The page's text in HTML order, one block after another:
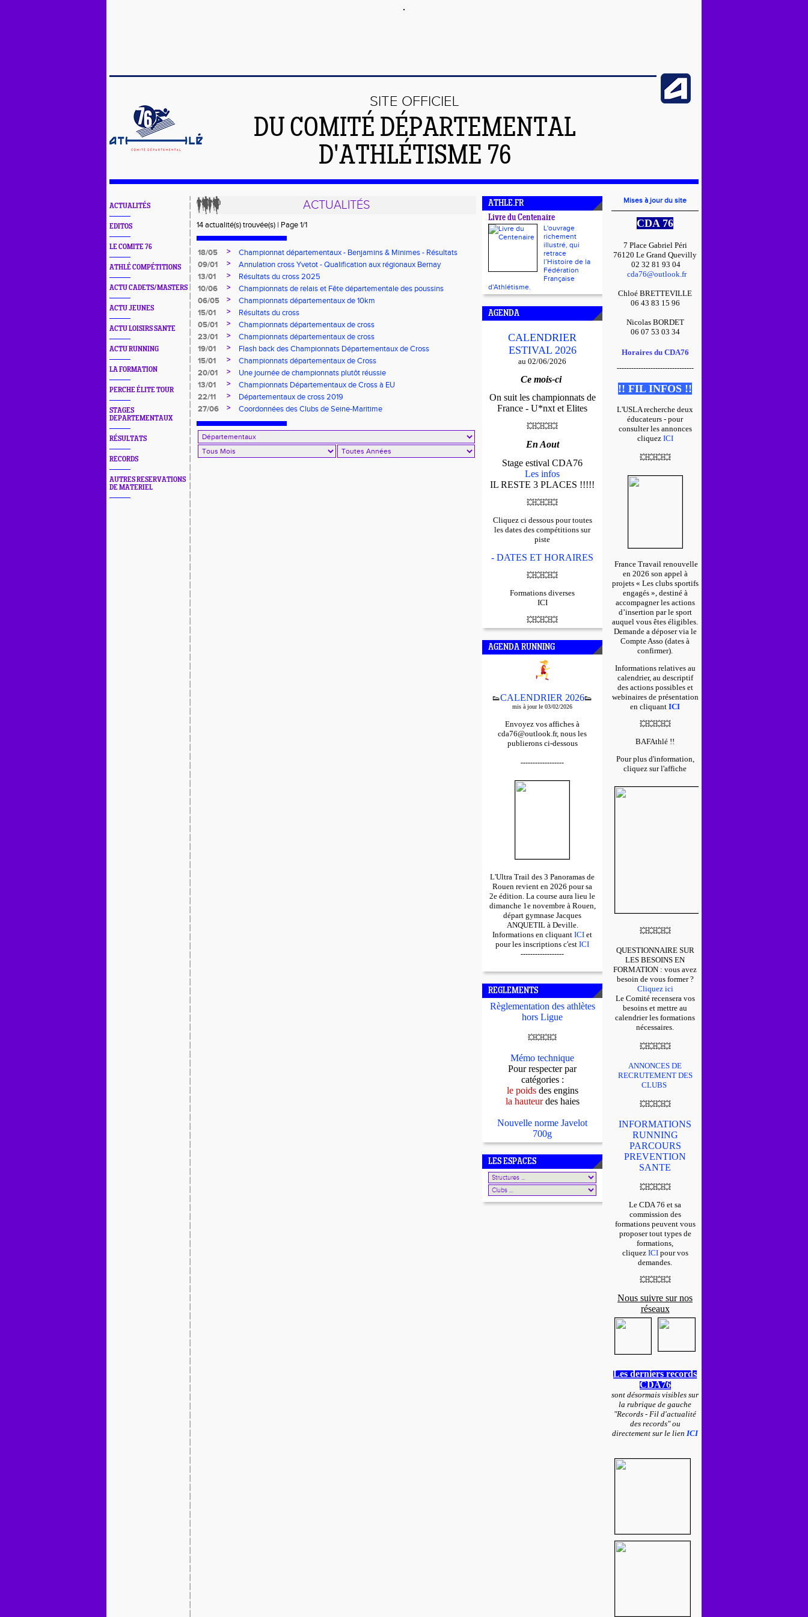
SITE OFFICIEL
DU COMITÉ DÉPARTEMENTAL
D'ATHLÉTISME 76
ACTUALITÉS
EDITOS
LE COMITE 76
ATHLÉ COMPÉTITIONS
ACTU CADETS/MASTERS
ACTU JEUNES
ACTU LOISIRS SANTE
ACTU RUNNING
LA FORMATION
PERCHE ÉLITE TOUR
STAGES
DEPARTEMENTAUX
RÉSULTATS
RECORDS
AUTRES RESERVATIONS
DE MATERIEL
ACTUALITÉS
14 actualité(s) trouvée(s) | Page 1/1
18/05 >
Championnat départementaux - Benjamins & Minimes - Résultats
09/01
>
Annulation cross Yvetot - Qualification aux régionaux Bernay
13/01
>
Résultats du cross 2025
10/06
>
Championnats de relais et Fête départementale des poussins
06/05
>
Championnats départementaux de 10km
15/01
>
Résultats du cross
05/01
>
Championnats départementaux de cross
23/01
>
Championnats départementaux de cross
19/01
>
Flash back des Championnats Départementaux de Cross
15/01
>
Championnats départementaux de Cross
20/01
>
Une journée de championnats plutôt réussie
13/01
>
Championnats Départementaux de Cross à EU
22/11
>
Départementaux de cross 2019
27/06
> Coordonnées des Clubs de Seine-Maritime
ATHLE.FR
Livre du Centenaire
L'ouvrage
richement
illustré, qui
retrace
l’Histoire de la
Fédération
Française
d'Athlétisme.
AGENDA
CALENDRIER
ESTIVAL 2026
au 02/06/2026
Ce mois-ci
On suit les championnats de
France - U*nxt et Elites
💥💥💥💥
En Aout
Stage estival CDA76
Les infos
IL RESTE 3 PLACES !!!!!
💥💥💥💥
Cliquez ci dessous pour toutes
les dates des compétitions sur
piste
- DATES ET HORAIRES
💥💥💥💥
Formations diverses
ICI
💥💥💥💥
AGENDA RUNNING
👟CALENDRIER 2026👟
mis à jour le 03/02/2026
Envoyez vos affiches à
cda76@outlook.fr, nous les
publierons ci-dessous
------------------
L'Ultra Trail des 3 Panoramas de
Rouen revient en 2026 pour sa
2e édition. La course aura lieu le
dimanche 1e novembre à Rouen,
départ gymnase Jacques
ANQUETIL à Deville.
Informations en cliquant ICI et
pour les inscriptions c'est ICI
------------------
REGLEMENTS
Règlementation des athlètes
hors Ligue
💥💥💥💥
Mémo technique
Pour respecter par
catégories :
le poids des engins
la hauteurdes haies
Nouvelle norme Javelot
700g
LES ESPACES
Mises à jour du site
CDA 76
7 Place Gabriel Péri
76120 Le Grand Quevilly
02 32 81 93 04
cda76@outlook.fr
Chloé BRETTEVILLE
06 43 83 15 96
Nicolas BORDET
06 07 53 03 34
Horaires du CDA76
--------------------------------
!! FIL INFOS !!
L'USLA recherche deux
éducateurs - pour
consulter les annonces
cliquez ICI
💥💥💥💥
France Travail renouvelle
en 2026 son appel à
projets « Les clubs sportifs
engagés », destiné à
accompagner les actions
d’insertion par le sport
auquel vous êtes éligibles.
Demande a déposer via le
Compte Asso (dates à
confirmer).
Informations relatives au
calendrier, au descriptif
des actions possibles et
webinaires de présentation
en cliquant ICI
💥💥💥💥
BAFAthlé !!
Pour plus d'information,
cliquez sur l'affiche
💥💥💥💥
QUESTIONNAIRE SUR
LES BESOINS EN
FORMATION : vous avez
besoin de vous former ?
Cliquez ici
Le Comité recensera vos
besoins et mettre au
calendrier les formations
nécessaires.
💥💥💥💥
ANNONCES DE
RECRUTEMENT DES
CLUBS
💥💥💥💥
INFORMATIONS
RUNNING
PARCOURS
PREVENTION
SANTE
💥💥💥💥
Le CDA 76 et sa
commission des
formations peuvent vous
proposer tout types de
formations,
cliquez ICIpour vos
demandes.
💥💥💥💥
Nous suivre sur nos
réseaux
Les derniers records
CDA76
sont désormais visibles sur
la rubrique de gauche
"Records - Fil d'actualité
des records" ou
directement sur le lien ICI